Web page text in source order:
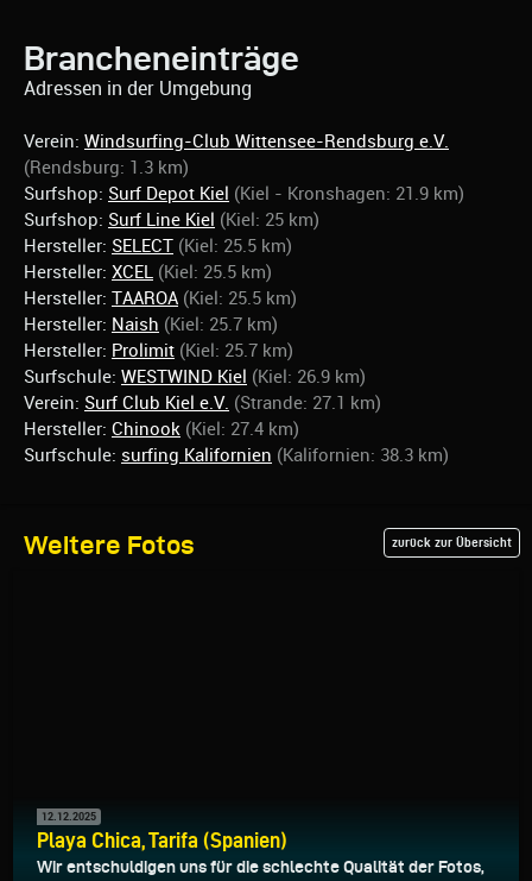
Brancheneinträge
Adressen in der Umgebung
Verein: Windsurfing-Club Wittensee-Rendsburg e.V.
(Rendsburg: 1.3 km)
Surfshop: Surf Depot Kiel (Kiel - Kronshagen: 21.9 km)
Surfshop: Surf Line Kiel (Kiel: 25 km)
Hersteller: SELECT (Kiel: 25.5 km)
Hersteller: XCEL (Kiel: 25.5 km)
Hersteller: TAAROA (Kiel: 25.5 km)
Hersteller: Naish (Kiel: 25.7 km)
Hersteller: Prolimit (Kiel: 25.7 km)
Surfschule: WESTWIND Kiel (Kiel: 26.9 km)
Verein: Surf Club Kiel e.V. (Strande: 27.1 km)
Hersteller: Chinook (Kiel: 27.4 km)
Surfschule: surfing Kalifornien (Kalifornien: 38.3 km)
Weitere Fotos zurück zur Übersicht
12.12.2025
Playa Chica, Tarifa (Spanien)
Wir entschuldigen uns für die schlechte Qualität der Fotos,